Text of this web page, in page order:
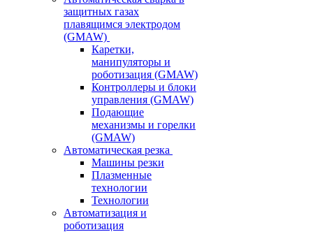
защитных газах
плавящимся электродом
(GMAW)
Каретки,
манипуляторы и
роботизация (GMAW)
Контроллеры и блоки
управления (GMAW)
Подающие
механизмы и горелки
(GMAW)
Автоматическая резка
Машины резки
Плазменные
технологии
Технологии
Автоматизация и
роботизация